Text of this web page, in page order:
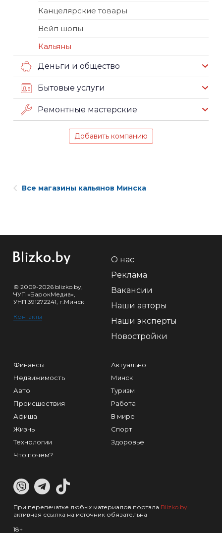
Канцелярские товары
Вейп шопы
Кальяны
Деньги и общество
Бытовые услуги
Ремонтные мастерские
Добавить компанию
Все магазины кальянов Минска
© 2009-2026 blizko.by,
ЧУП «БарокМедиа»,
УНП 391272241, г.Минск
Контакты
О нас
Реклама
Вакансии
Наши авторы
Наши эксперты
Новостройки
Финансы
Недвижимость
Авто
Происшествия
Афиша
Жизнь
Технологии
Что почем?
Актуально
Минск
Туризм
Работа
В мире
Спорт
Здоровье
При перепечатке любых материалов портала Blizko.by
активная ссылка на источник обязательна
18+